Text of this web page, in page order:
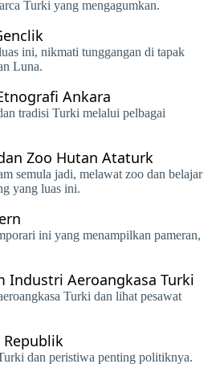
Turki yang mengagumkan.
ini, nikmati tunggangan di tapak
Luna.
Ankara
tradisi Turki melalui pelbagai
Zoo Hutan Ataturk
semula jadi, melawat zoo dan belajar
yang luas ini.
ini yang menampilkan pameran,
Industri Aeroangkasa Turki
Turki dan lihat pesawat
dan peristiwa penting politiknya.